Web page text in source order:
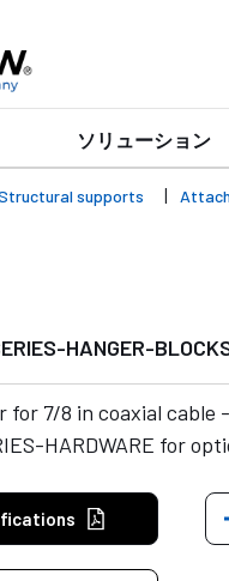
ソリューション
supports
HANGER-
for 7/8 in coaxial cable
HARDWARE for